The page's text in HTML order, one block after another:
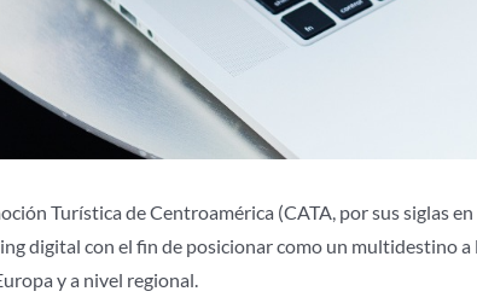
Turística de Centroamérica (CATA, por sus siglas
digital con el fin de posicionar como un multidestino
y a nivel regional.